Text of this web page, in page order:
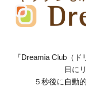
『Dreamia Club（
日に
５秒後に自動